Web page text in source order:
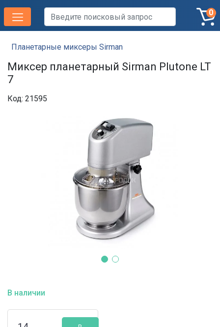
0
Планетарные миксеры Sirman
Миксер планетарный Sirman Plutone LT
7
Код: 21595
В наличии